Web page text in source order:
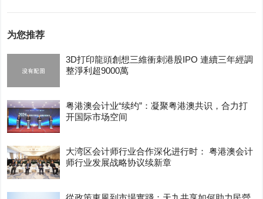
为您推荐
3D打印龍頭創想三維衝刺港股IPO 連續三年經調
整淨利超9000萬
粤港澳会计业“续约”：凝聚粤港澳共识，合力打
开国际市场空间
大湾区会计师行业合作深化进行时： 粤港澳会计
师行业发展战略协议续新章